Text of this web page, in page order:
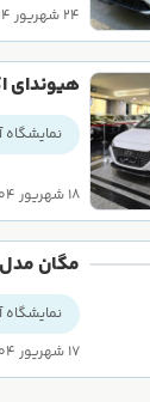
۲۴ شهریور ۱۴۰۴
هیوندای
نمایشگاه
۱۸ شهریور ۱۴۰۴
مگان مدل۱۳۹۱
نمایشگاه
۱۷ شهریور ۱۴۰۴